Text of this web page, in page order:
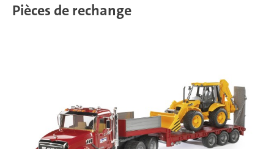
Pièces de rechange